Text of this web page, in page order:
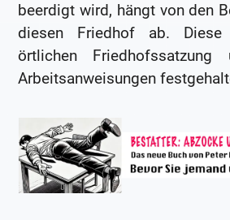
beerdigt wird, hängt von den
diesen Friedhof ab.
örtlichen
Arbeitsanweisungen